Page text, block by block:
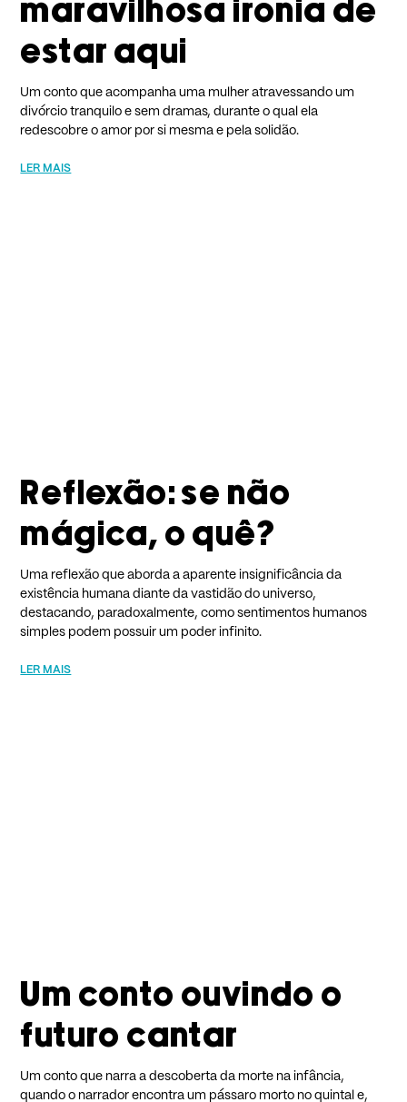
maravilhosa ironia de
estar aqui
Um conto que acompanha uma mulher atravessando um
divórcio tranquilo e sem dramas, durante o qual ela
redescobre o amor por si mesma e pela solidão.
LER MAIS
Reflexão: se não
mágica, o quê?
Uma reflexão que aborda a aparente insignificância da
existência humana diante da vastidão do universo,
destacando, paradoxalmente, como sentimentos humanos
simples podem possuir um poder infinito.
LER MAIS
Um conto ouvindo o
futuro cantar
Um conto que narra a descoberta da morte na infância,
quando o narrador encontra um pássaro morto no quintal e,